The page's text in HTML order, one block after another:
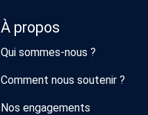
À propos
Qui sommes-nous ?
Comment nous soutenir ?
Nos engagements